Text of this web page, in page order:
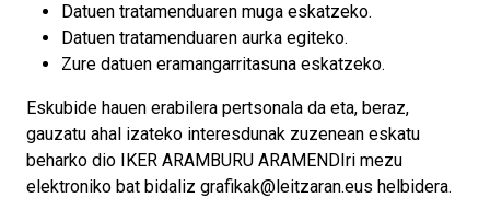
Datuen tratamenduaren muga eskatzeko.
Datuen tratamenduaren aurka egiteko.
Zure datuen eramangarritasuna eskatzeko.
Eskubide hauen erabilera pertsonala da eta, beraz,
gauzatu ahal izateko interesdunak zuzenean eskatu
beharko dio IKER ARAMBURU ARAMENDIri mezu
elektroniko bat bidaliz grafikak@leitzaran.eus helbidera.